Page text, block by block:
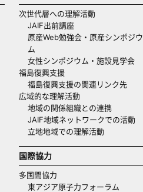
次世代層への理解活動
JAIF出前講座
原産Web勉強会・原産シンポジウ
ム
女性シンポジウム・施設見学会
福島復興支援
福島復興支援の関連リンク先
広域的な理解活動
地域の関係組織との連携
JAIF地域ネットワークでの活動
立地地域での理解活動
国際協力
多国間協力
東アジア原子力フォーラム